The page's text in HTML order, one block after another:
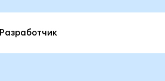
Разработчик